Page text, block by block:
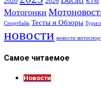
Мотогонки
Спортбайк Тесты и Обзоры
новости новости
Самое читаемое
Новости